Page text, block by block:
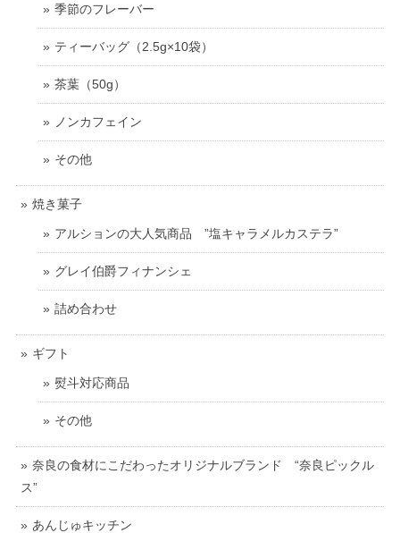
季節のフレーバー
ティーバッグ（2.5g×10袋）
茶葉（50g）
ノンカフェイン
その他
焼き菓子
アルションの大人気商品 ”塩キャラメルカステラ”
グレイ伯爵フィナンシェ
詰め合わせ
ギフト
熨斗対応商品
その他
奈良の食材にこだわったオリジナルブランド “奈良ピックル
ス”
あんじゅキッチン